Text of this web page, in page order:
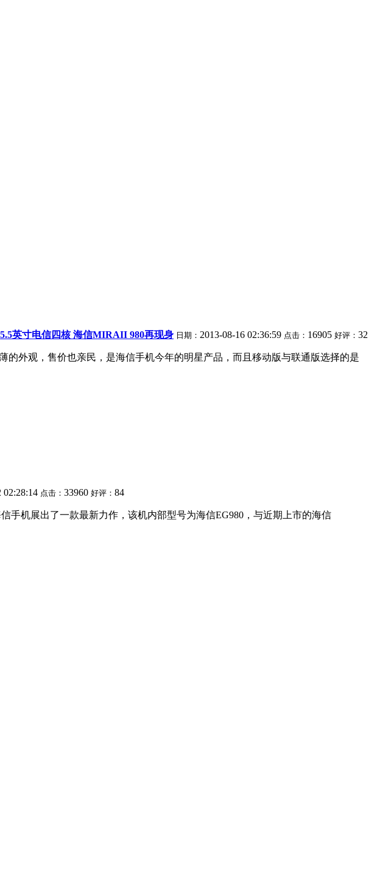
5.5英寸电信四核 海信MIRAII 980再现身 日期： 2013-08-16 02:36:59 点击： 16905 好评： 32
外观，售价也亲民，是海信手机今年的明星产品，而且移动版与联通版选择的是
02:28:14 点击： 33960 好评： 84
手机展出了一款最新力作，该机内部型号为海信EG980，与近期上市的海信